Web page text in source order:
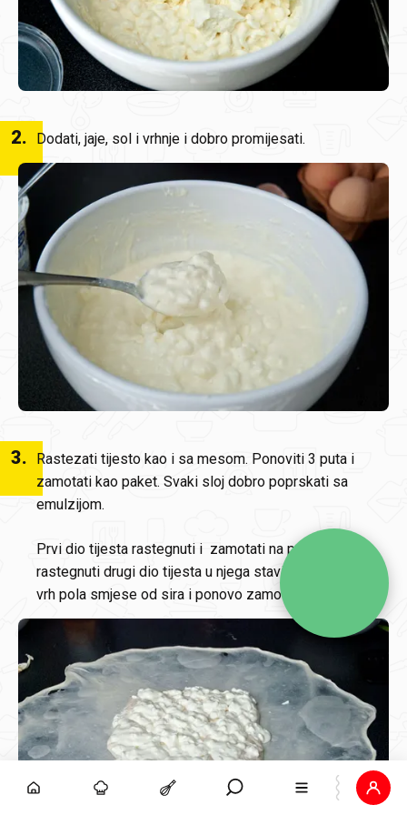
2. Dodati, jaje, sol i vrhnje i dobro promijesati.
3.
Rastezati tijesto kao i sa mesom. Ponoviti 3 puta i
zamotati kao paket. Svaki sloj dobro poprskati sa
emulzijom.
Prvi dio tijesta rastegnuti i zamotati na prazno, zatim
rastegnuti drugi dio tijesta u njega staviti prvi, dodati na
vrh pola smjese od sira i ponovo zamotati kao paket.